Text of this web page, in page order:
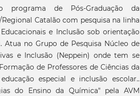
programa de Pós-Graduação da
Catalão com pesquisa na linha
e Inclusão sob orientação
Atua no Grupo de Pesquisa Núcleo de
e Inclusão (Neppein) onde tem se
de Professores de Ciências da
especial e inclusão escolar..
do Ensino da Química" pela AVM